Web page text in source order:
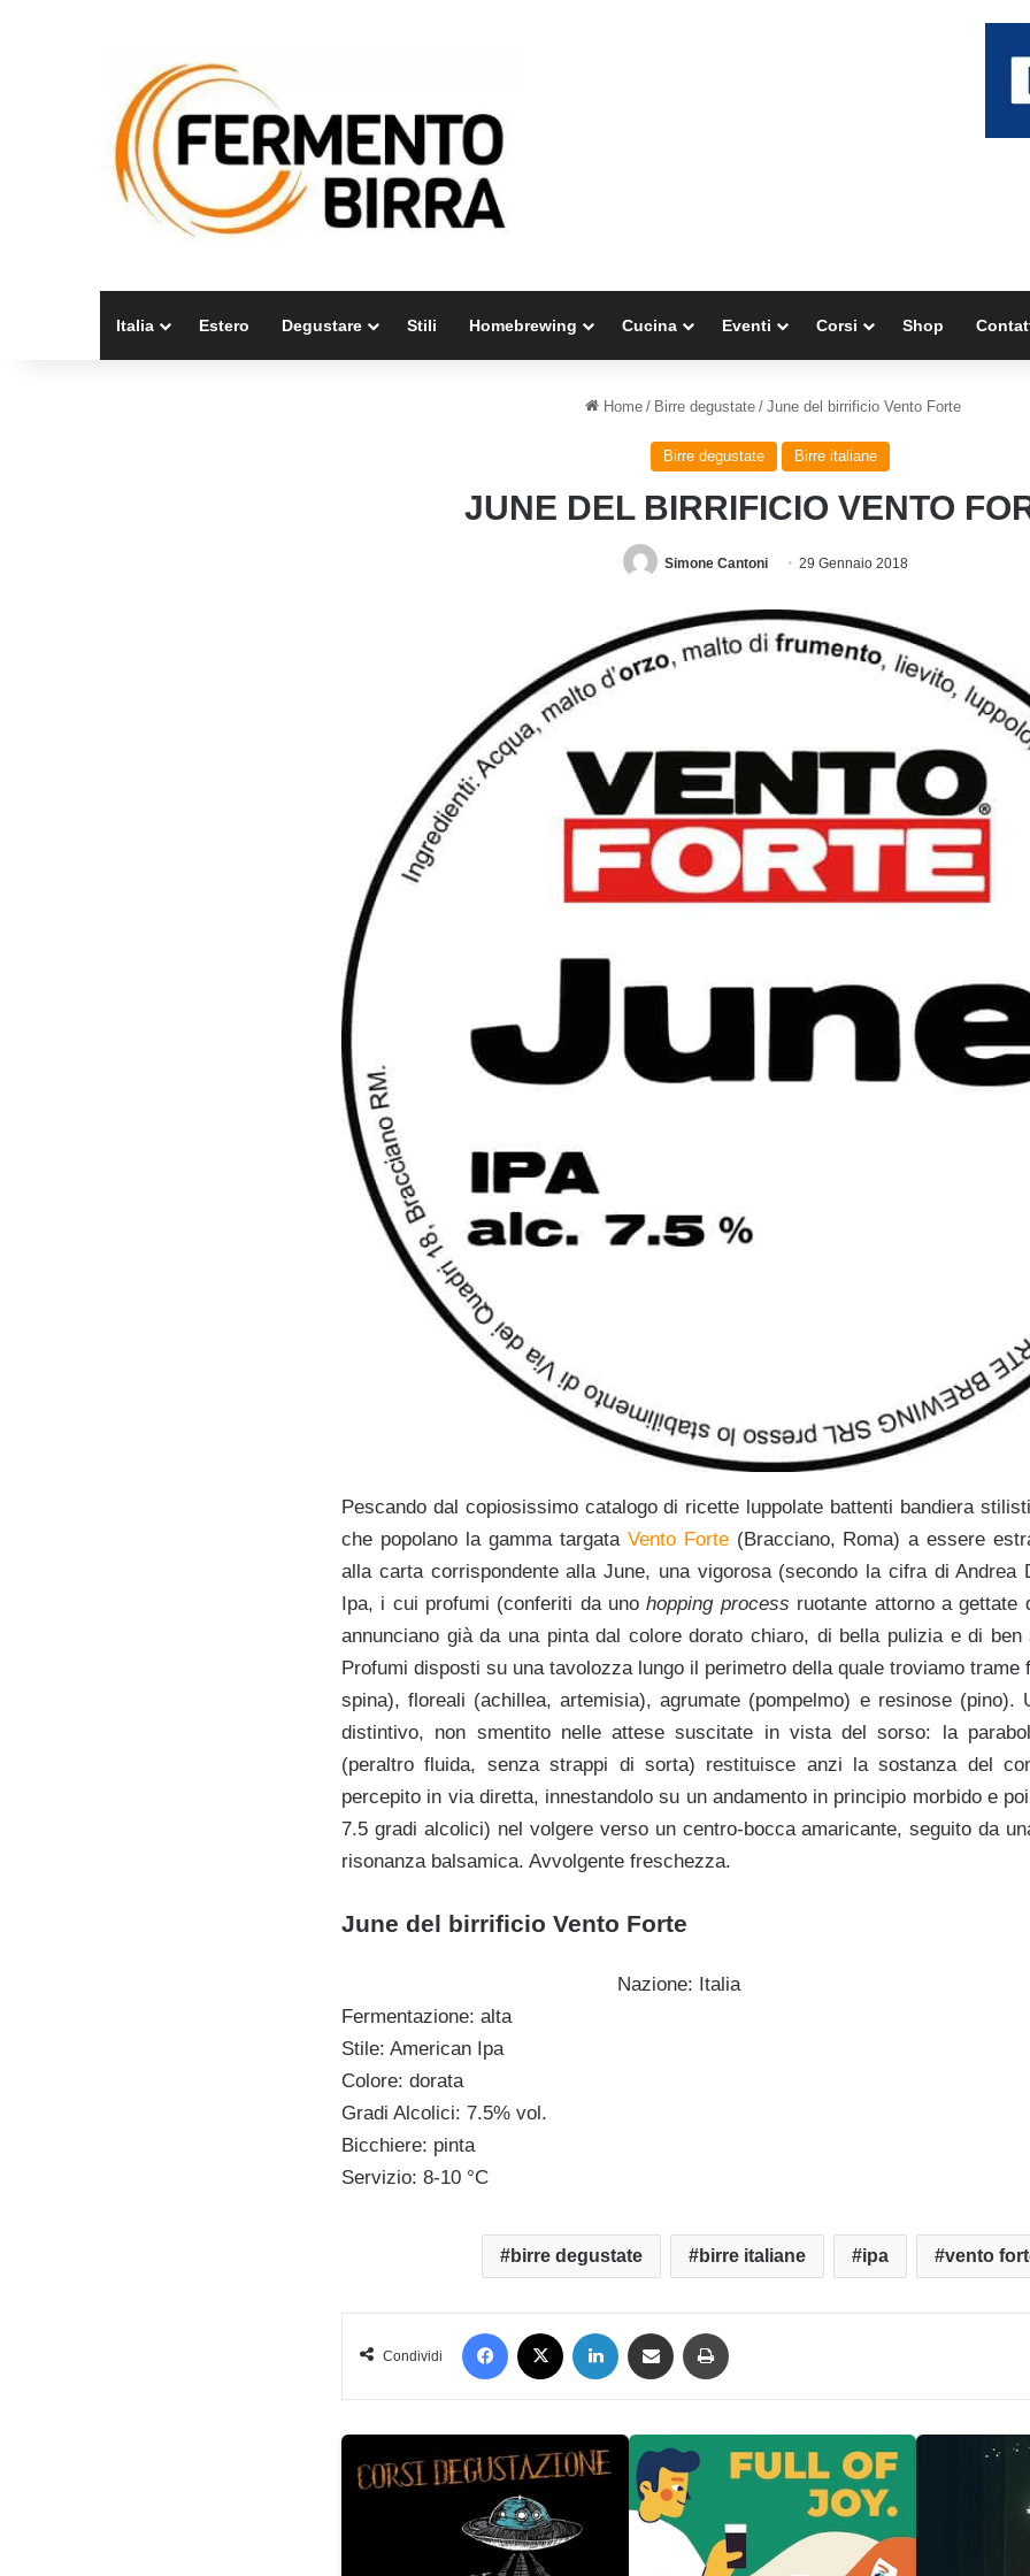
Italia Estero Degustare Stili Homebrewing Cucina Eventi Corsi Shop
Home / Birre degustate / June del birrificio Vento Forte
Birre degustate Birre italiane
JUNE DEL BIRRIFICIO VENTO
Simone Cantoni 29 Gennaio 2018
Pescando dal copiosissimo catalogo di ricette luppolate battenti bandiera
che popolano la gamma targata Vento Forte(Bracciano, Roma) a essere
alla carta corrispondente alla June, una vigorosa (secondo la cifra di Andrea
Ipa, i cui profumi (conferiti da unohopping process ruotante attorno a
annunciano già da una pinta dal colore dorato chiaro, di bella pulizia e di ben
Profumi disposti su una tavolozza lungo il perimetro della quale troviamo trame
spina), floreali (achillea, artemisia), agrumate (pompelmo) e resinose (pino).
distintivo, non smentito nelle attese suscitate in vista del sorso: la
(peraltro fluida, senza strappi di sorta) restituisce anzi la sostanza del
percepito in via diretta, innestandolo su un andamento in principio morbido e
7.5 gradi alcolici) nel volgere verso un centro-bocca amaricante, seguito da
risonanza balsamica. Avvolgente freschezza.
June del birrificio Vento Forte
Nazione: Italia
Fermentazione: alta
Stile: American Ipa
Colore: dorata
Gradi Alcolici: 7.5% vol.
Bicchiere: pinta
Servizio: 8-10 °C
birre degustate birre italiane ipa vento
Condividi
Facebook LinkedIn Condividi via mail